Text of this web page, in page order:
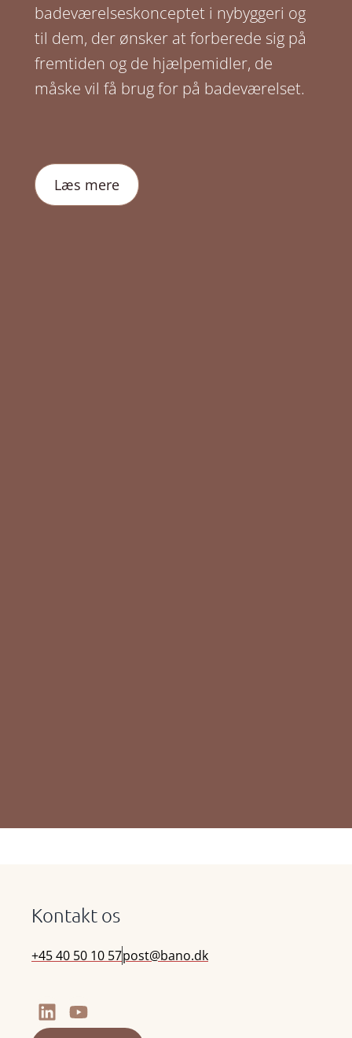
badeværelseskonceptet i nybyggeri og
til dem, der ønsker at forberede sig på
fremtiden og de hjælpemidler, de
måske vil få brug for på badeværelset.
Læs mere
Kontakt os
+45 40 50 10 57post@bano.dk